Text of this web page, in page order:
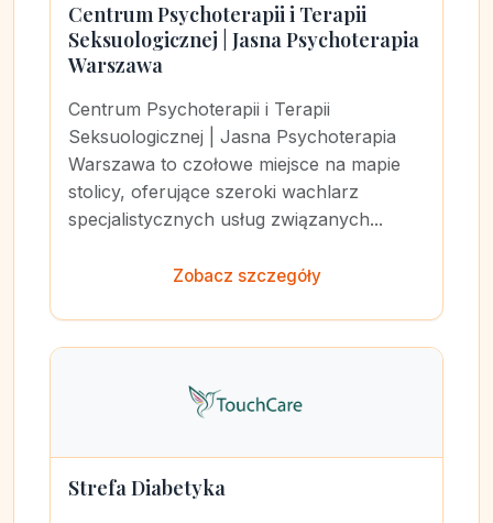
Centrum Psychoterapii i Terapii
Seksuologicznej | Jasna Psychoterapia
Warszawa
Centrum Psychoterapii i Terapii
Seksuologicznej | Jasna Psychoterapia
Warszawa to czołowe miejsce na mapie
stolicy, oferujące szeroki wachlarz
specjalistycznych usług związanych...
Zobacz szczegóły
Strefa Diabetyka